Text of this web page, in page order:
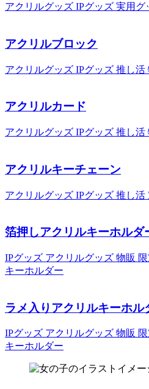
アクリルグッズ IPグッズ 実用グ
アクリルブロック
アクリルグッズ IPグッズ 推し活
アクリルカード
アクリルグッズ IPグッズ 推し活
アクリルキーチェーン
アクリルグッズ IPグッズ 推し活
箔押しアクリルキーホルダ
IPグッズ アクリルグッズ 物販
キーホルダー
ラメ入りアクリルキーホル
IPグッズ アクリルグッズ 物販
キーホルダー